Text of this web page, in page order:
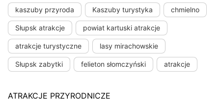
kaszuby przyroda Kaszuby turystyka chmielno
Słupsk atrakcje powiat kartuski atrakcje
atrakcje turystyczne lasy mirachowskie
Słupsk zabytki felieton słomczyński atrakcje
ATRAKCJE PRZYRODNICZE